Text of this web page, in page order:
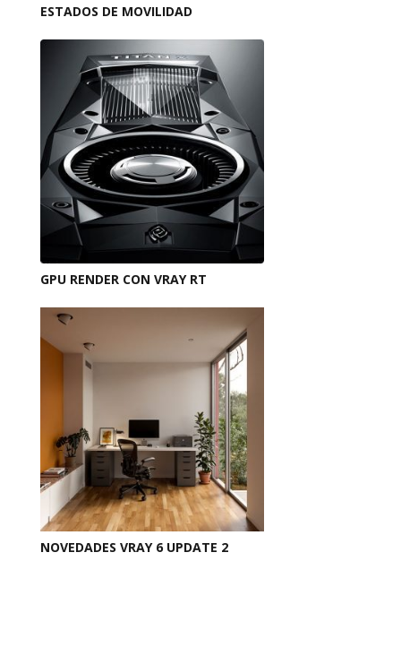
ESTADOS DE MOVILIDAD
GPU RENDER CON VRAY RT
NOVEDADES VRAY 6 UPDATE 2